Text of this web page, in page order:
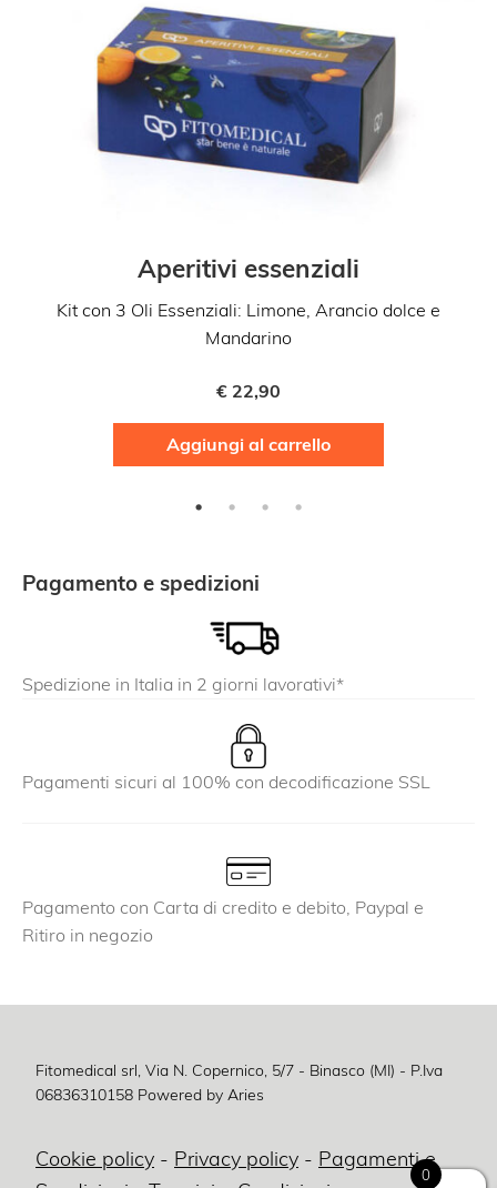
Aperitivi essenziali
Kit con 3 Oli Essenziali: Limone, Arancio dolce e
Mandarino
€ 22,90
Aggiungi al carrello
Pagamento e spedizioni
Spedizione in Italia in 2 giorni lavorativi*
Pagamenti sicuri al 100% con decodificazione SSL
Pagamento con Carta di credito e debito, Paypal e
Ritiro in negozio
Fitomedical srl, Via N. Copernico, 5/7 - Binasco (MI) - P.Iva
06836310158 Powered by Aries
Cookie policy - Privacy policy - Pagamenti e
0